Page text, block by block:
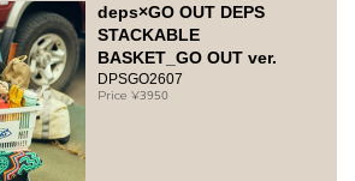
deps×GO OUT DEPS
STACKABLE
BASKET_GO OUT ver.
DPSGO2607
3950